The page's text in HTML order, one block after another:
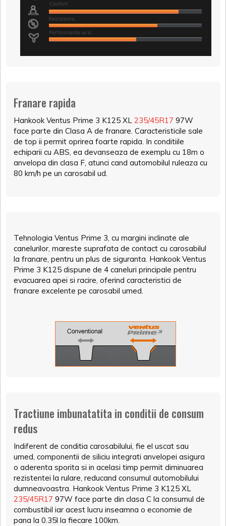
Franare rapida
Hankook Ventus Prime 3 K125 XL 235/45R17 97W
face parte din Clasa A de franare. Caracteristicile sale
de top ii permit oprirea foarte rapida. In conditiile
echiparii cu ABS, ea devanseaza de exemplu cu 18m o
anvelopa din clasa F, atunci cand automobilul ruleaza cu
80 km/h pe un carosabil ud.
Tehnologia Ventus Prime 3, cu margini inclinate ale
canelurilor, mareste suprafata de contact cu carosabilul
la franare, pentru un plus de siguranta. Hankook Ventus
Prime 3 K125 dispune de 4 caneluri principale pentru
evacuarea apei si racire, oferind caracteristici de
franare excelente pe carosabil umed.
Tractiune imbunatatita in conditii de consum
redus
Indiferent de conditia carosabilului, fie el uscat sau
umed, componentii de siliciu integrati anvelopei asigura
o aderenta sporita si in acelasi timp permit diminuarea
rezistentei la rulare, reducand consumul automobilului
dumneavoastra. Hankook Ventus Prime 3 K125 XL
235/45R17 97W face parte din clasa C la consumul de
combustibil iar acest lucru inseamna o economie de
pana la 0.35l la fiecare 100km.